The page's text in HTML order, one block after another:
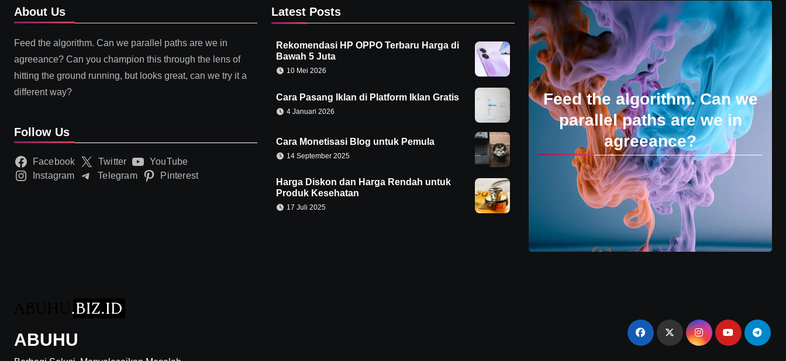
About Us
Feed the algorithm. Can we parallel paths are we in
agreeance? Can you champion this through the lens of
hitting the ground running, but looks great, can we try it a
different way?
Follow Us
Facebook Twitter
YouTube
Instagram
Telegram Pinterest
Latest Posts
Rekomendasi HP OPPO Terbaru Harga di
Bawah 5 Juta
10 Mei 2026
Cara Pasang Iklan di Platform Iklan Gratis
4 Januari 2026
Cara Monetisasi Blog untuk Pemula
14 September 2025
Harga Diskon dan Harga Rendah untuk
Produk Kesehatan
17 Juli 2025
Feed the algorithm. Can we
parallel paths are we in
agreeance?
ABUHU